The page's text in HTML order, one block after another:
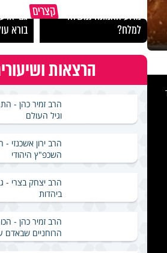
is
קצרים
מדוע האמונה נמשלה
למלח?
גם
בורא
הרצאות
הרב זמיר כהן -
וגיל העולם
הרב ירון אשכנזי -
השכפ"ץ היהודי
הרב יצחק בצרי -
ביהדות
הרב זמיר כהן -
הרוחניים שבאדם